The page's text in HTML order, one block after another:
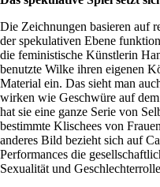
Die Zeichnungen basieren auf
der spekulativen Ebene
die feministische Künstlerin
benutzte Wilke ihren eigenen
Material ein. Das sieht man
wirken wie Geschwüre auf
hat sie eine ganze Serie von
bestimmte Klischees von
anderes Bild bezieht sich auf
Performances die
Sexualität und